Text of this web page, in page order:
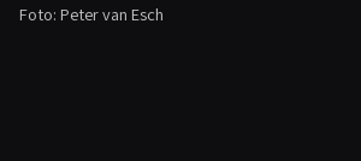
Foto: Peter van Esch